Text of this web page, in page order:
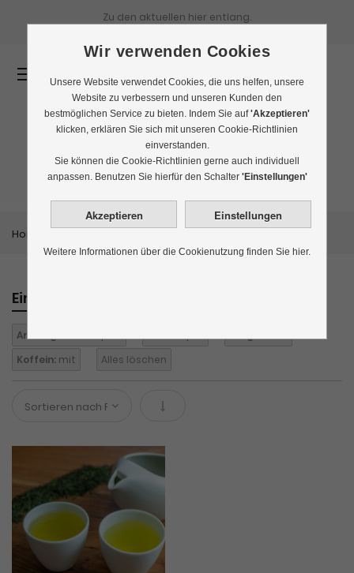
Zu den aktuellen hier entlang.
Bestseller
Home
Einkaufen nach
Anbaugebiet:
Koffein: mit Alles löschen
In absteigender Reihenfolge
Wir verwenden Cookies
Unsere Website verwendet Cookies, die uns helfen, unsere
Website zu verbessern und unseren Kunden den
bestmöglichen Service zu bieten. Indem Sie auf'Akzeptieren'
klicken, erklären Sie sich mit unseren Cookie-Richtlinien
einverstanden.
Sie können die Cookie-Richtlinien gerne auch individuell
anpassen. Benutzen Sie hierfür den Schalter 'Einstellungen'
Weitere Informationen über die Cookienutzung finden Sie hier.